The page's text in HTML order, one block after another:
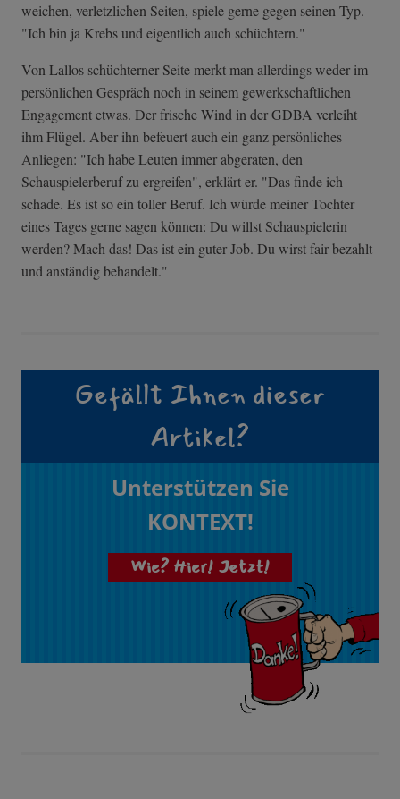
weichen, verletzlichen Seiten, spiele gerne gegen seinen Typ.
"Ich bin ja Krebs und eigentlich auch schüchtern."
Von Lallos schüchterner Seite merkt man allerdings weder im
persönlichen Gespräch noch in seinem gewerkschaftlichen
Engagement etwas. Der frische Wind in der GDBA verleiht
ihm Flügel. Aber ihn befeuert auch ein ganz persönliches
Anliegen: "Ich habe Leuten immer abgeraten, den
Schauspielerberuf zu ergreifen", erklärt er. "Das finde ich
schade. Es ist so ein toller Beruf. Ich würde meiner Tochter
eines Tages gerne sagen können: Du willst Schauspielerin
werden? Mach das! Das ist ein guter Job. Du wirst fair bezahlt
und anständig behandelt."
Gefällt Ihnen dieser
Artikel?
Unterstützen Sie
KONTEXT!
Wie? Hier! Jetzt!